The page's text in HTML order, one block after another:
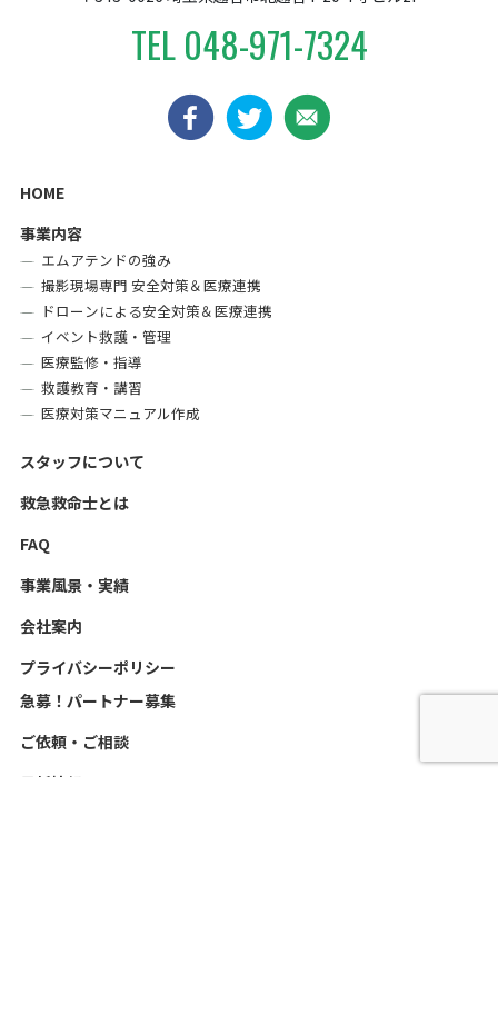
TEL048-971-7324
HOME
事業内容
エムアテンドの強み
撮影現場専門 安全対策＆医療連携
ドローンによる安全対策＆医療連携
イベント救護・管理
医療監修・指導
救護教育・講習
医療対策マニュアル作成
スタッフについて
救急救命士とは
FAQ
事業風景・実績
会社案内
プライバシーポリシー
急募！パートナー募集
ご依頼・ご相談
最新情報